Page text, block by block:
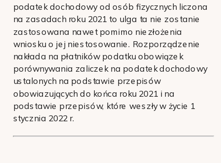
podatek dochodowy od osób fizycznych liczona
na zasadach roku 2021 to ulga ta nie zostanie
zastosowana nawet pomimo niezłożenia
wniosku o jej niestosowanie. Rozporządzenie
nakłada na płatników podatku obowiązek
porównywania zaliczek na podatek dochodowy
ustalonych na podstawie przepisów
obowiazujących do końca roku 2021 i na
podstawie przepisów, które weszły w życie 1
stycznia 2022 r.